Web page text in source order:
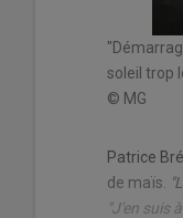
soleil trop
© MG
Patrice
de maïs.
"J'en suis